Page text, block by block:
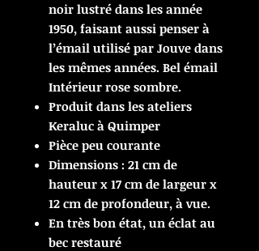
noir lustré dans les année
1950, faisant aussi penser à
l’émail utilisé par Jouve dans
les mêmes années. Bel émail
Intérieur rose sombre.
Produit dans les ateliers
Keraluc à Quimper
Pièce peu courante
Dimensions : 21 cm de
hauteur x 17 cm de largeur x
12 cm de profondeur, à vue.
En très bon état, un éclat au
bec restauré